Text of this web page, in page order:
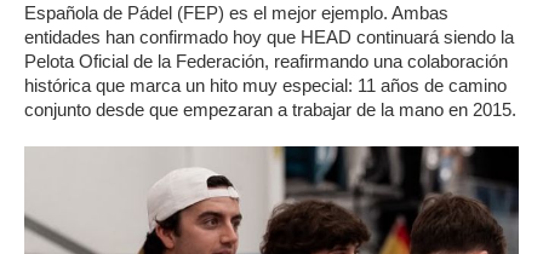
Española de Pádel (FEP) es el mejor ejemplo. Ambas
entidades han confirmado hoy que HEAD continuará siendo la
Pelota Oficial de la Federación, reafirmando una colaboración
histórica que marca un hito muy especial: 11 años de camino
conjunto desde que empezaran a trabajar de la mano en 2015.